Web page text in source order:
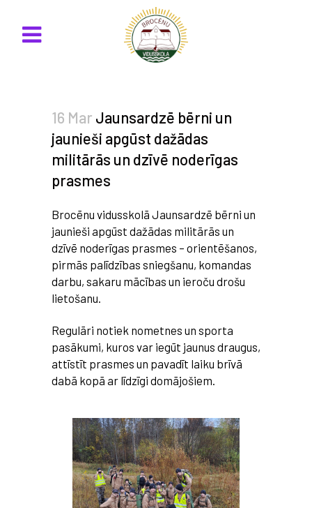
16 Mar Jaunsardzē bērni un
jaunieši apgūst dažādas
militārās un dzīvē noderīgas
prasmes
Brocēnu vidusskolā Jaunsardzē bērni un
jaunieši apgūst dažādas militārās un
dzīvē noderīgas prasmes – orientēšanos,
pirmās palīdzības sniegšanu, komandas
darbu, sakaru mācības un ieroču drošu
lietošanu.
Regulāri notiek nometnes un sporta
pasākumi, kuros var iegūt jaunus draugus,
attīstīt prasmes un pavadīt laiku brīvā
dabā kopā ar līdzīgi domājošiem.